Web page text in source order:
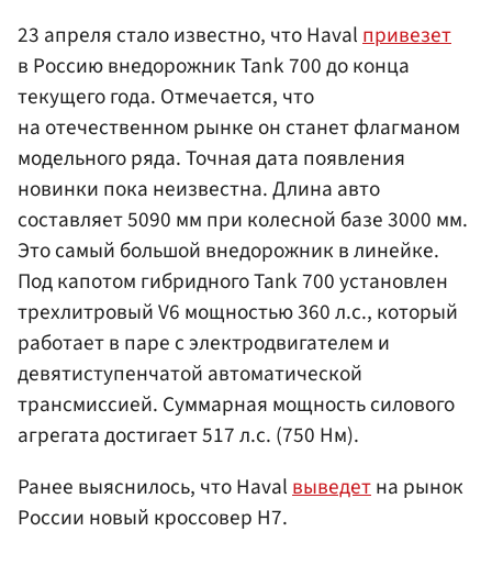
23 апреля стало известно, что Haval привезет
в Россию внедорожник Tank 700 до конца
текущего года. Отмечается, что
на отечественном рынке он станет флагманом
модельного ряда. Точная дата появления
новинки пока неизвестна. Длина авто
составляет 5090 мм при колесной базе 3000 мм.
Это самый большой внедорожник в линейке.
Под капотом гибридного Tank 700 установлен
трехлитровый V6 мощностью 360 л.с., который
работает в паре с электродвигателем и
девятиступенчатой автоматической
трансмиссией. Суммарная мощность силового
агрегата достигает 517 л.с. (750 Нм).
Ранее выяснилось, что Havalвыведетна рынок
России новый кроссовер H7.